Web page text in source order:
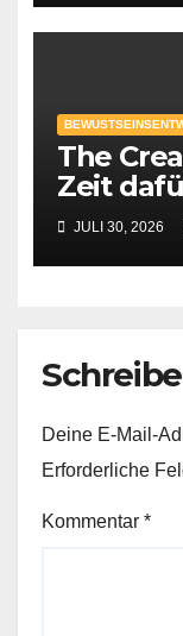
The
Zeit
JULI 30, 2026
Deine E-Mail-
Erforderliche
Kommentar *